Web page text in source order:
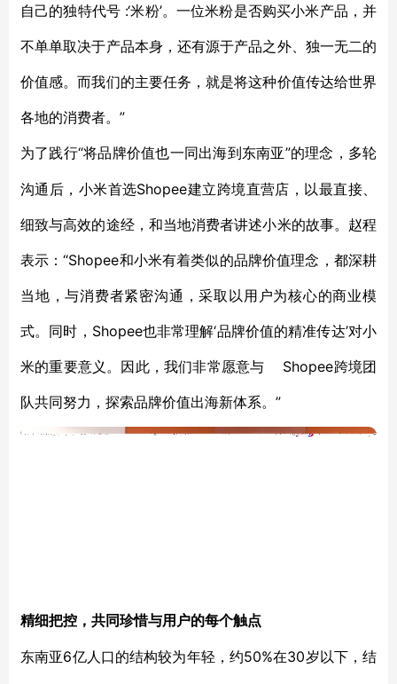
自己的独特代号 :‘米粉’。一位米粉是否购买小米产品，并
不单单取决于产品本身，还有源于产品之外、独一无二的
价值感。而我们的主要任务，就是将这种价值传达给世界
各地的消费者。”
为了践行“将品牌价值也一同出海到东南亚”的理念，多轮
沟通后，小米首选Shopee建立跨境直营店，以最直接、
细致与高效的途经，和当地消费者讲述小米的故事。赵程
表示：“Shopee和小米有着类似的品牌价值理念，都深耕
当地，与消费者紧密沟通，采取以用户为核心的商业模
式。同时，Shopee也非常理解‘品牌价值的精准传达’对小
米的重要意义。因此，我们非常愿意与 Shopee跨境团
队共同努力，探索品牌价值出海新体系。”
精细把控，共同珍惜与用户的每个触点
东南亚6亿人口的结构较为年轻 ，约50%在30岁以下，结